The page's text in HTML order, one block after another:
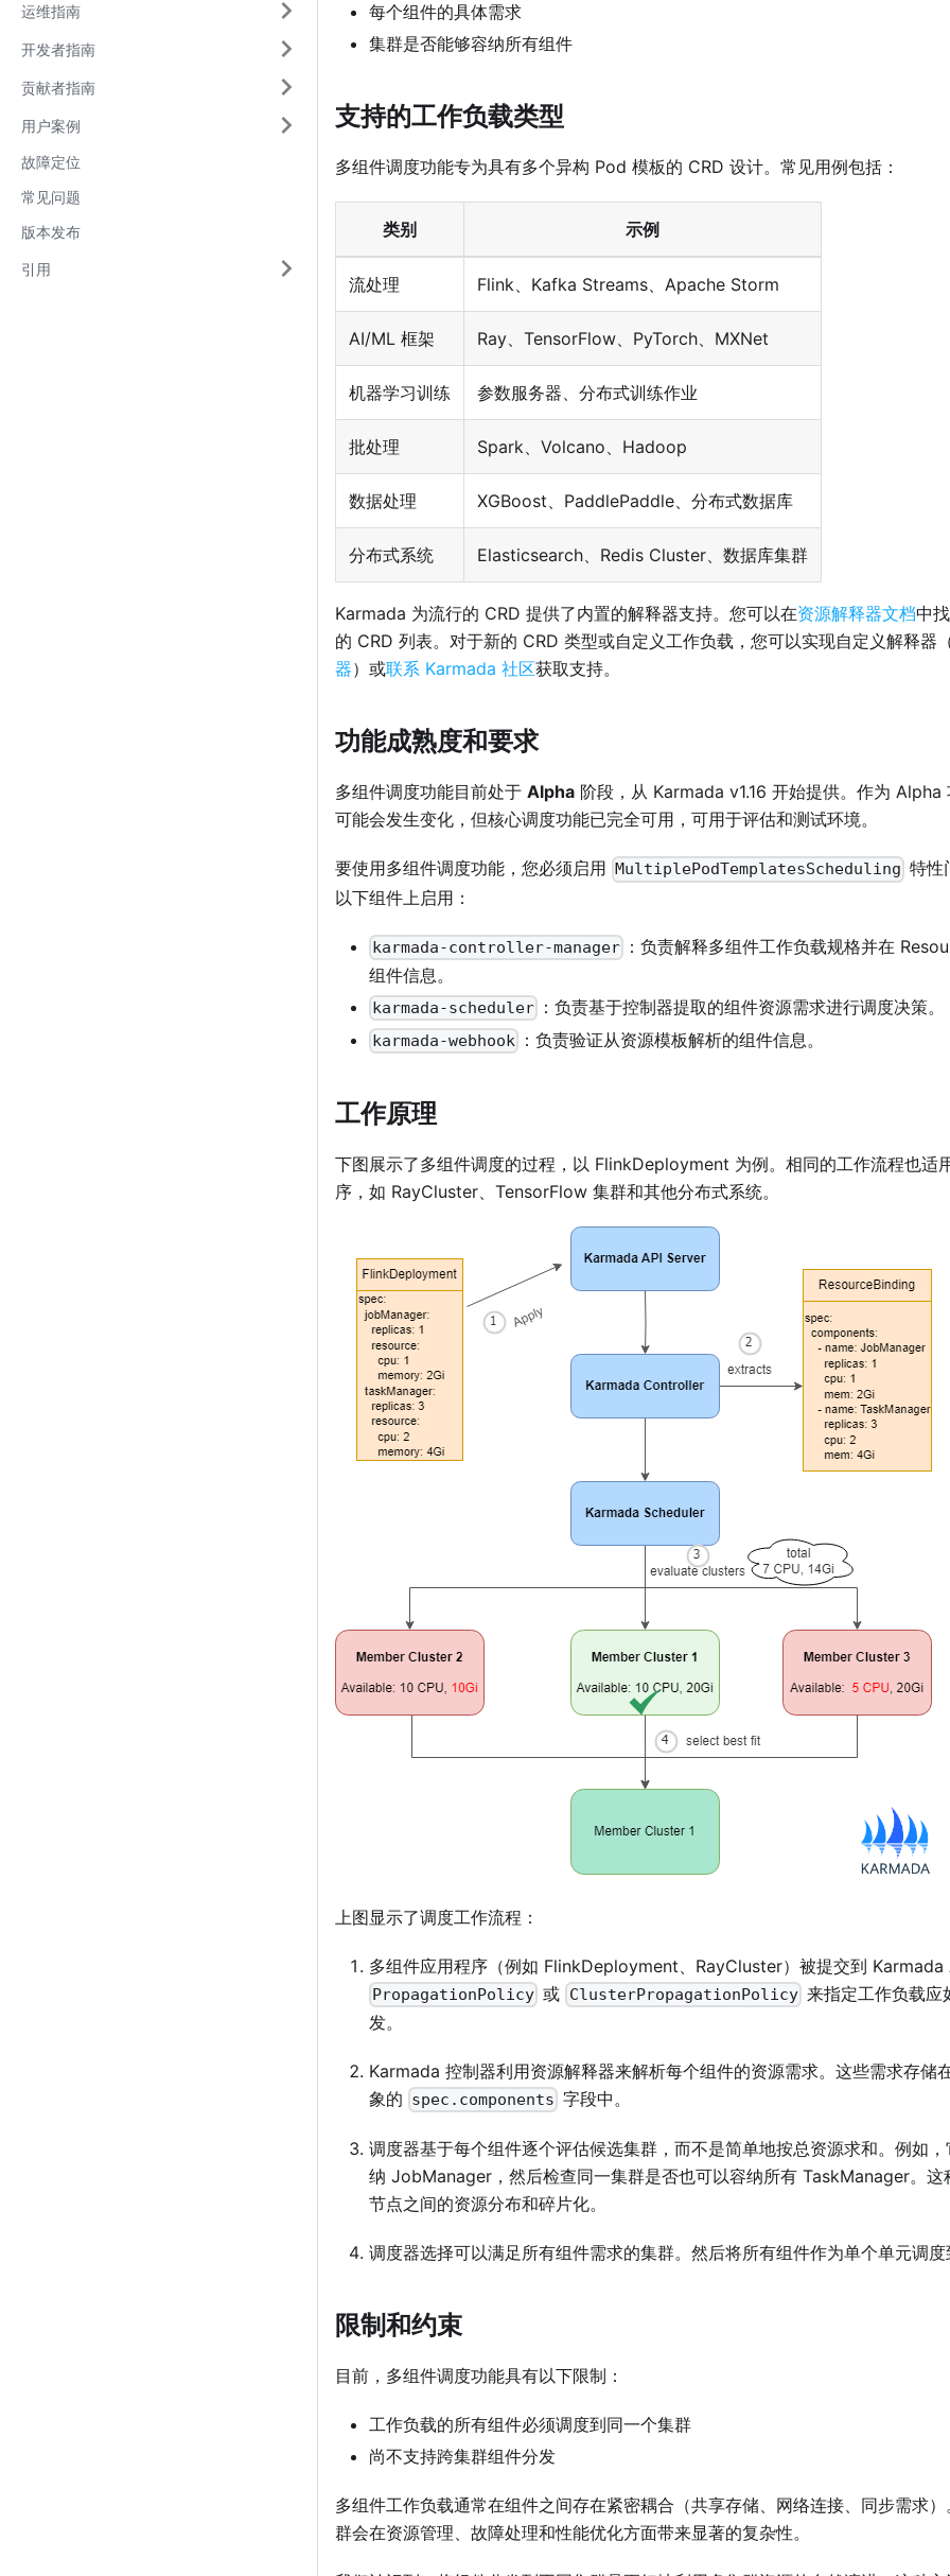
运维指南
开发者指南
贡献者指南
用户案例
故障定位
常见问题
版本发布
引用
每个组件的具体需求
集群是否能够容纳所有组件
支持的工作负载类型
多组件调度功能专为具有多个异构 Pod 模板的 CRD 设计。常见用例包括：
类别 示例
流处理 Flink、Kafka Streams、Apache Storm
AI/ML 框架 Ray、TensorFlow、PyTorch、MXNet
机器学习训练 参数服务器、分布式训练作业
批处理 Spark、Volcano、Hadoop
数据处理 XGBoost、PaddlePaddle、分布式数据库
分布式系统 Elasticsearch、Redis Cluster、数据库集群
Karmada 为流行的 CRD 提供了内置的解释器支持。您可以在资源解释器文档中
的 CRD 列表。对于新的 CRD 类型或自定义工作负载，您可以实现自定义解释器
器）或联系 Karmada 社区获取支持。
功能成熟度和要求
多组件调度功能目前处于 Alpha 阶段，从 Karmada v1.16 开始提供。作为 Alpha
可能会发生变化，但核心调度功能已完全可用，可用于评估和测试环境。
要使用多组件调度功能，您必须启用 MultiplePodTemplatesScheduling 特性
以下组件上启用：
karmada-controller-manager ：负责解释多组件工作负载规格并在
组件信息。
karmada-scheduler ：负责基于控制器提取的组件资源需求进行调度决策。
karmada-webhook ：负责验证从资源模板解析的组件信息。
工作原理
下图展示了多组件调度的过程，以 FlinkDeployment 为例。相同的工作流程也适
序，如 RayCluster、TensorFlow 集群和其他分布式系统。
上图显示了调度工作流程：
多组件应用程序（例如 FlinkDeployment、RayCluster）被提交到 Karmada
PropagationPolicy 或 ClusterPropagationPolicy 来指定工作负载应
发。
Karmada 控制器利用资源解释器来解析每个组件的资源需求。这些需求存储
象的 spec.components 字段中。
调度器基于每个组件逐个评估候选集群，而不是简单地按总资源求和。例如
纳 JobManager，然后检查同一集群是否也可以容纳所有 TaskManager。这
节点之间的资源分布和碎片化。
调度器选择可以满足所有组件需求的集群。然后将所有组件作为单个单元调度
限制和约束
目前，多组件调度功能具有以下限制：
工作负载的所有组件必须调度到同一个集群
尚不支持跨集群组件分发
多组件工作负载通常在组件之间存在紧密耦合（共享存储、网络连接、同步需求
群会在资源管理、故障处理和性能优化方面带来显著的复杂性。